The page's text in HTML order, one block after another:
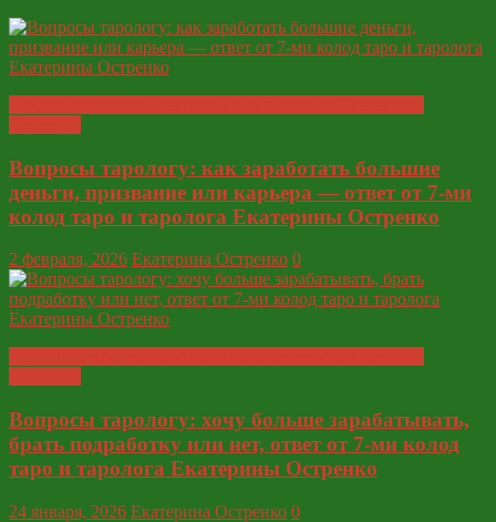
Вопросы тарологу: как заработать большие
деньги, призвание или карьера — ответ от 7-ми
колод таро и таролога Екатерины Остренко
2 февраля, 2026 Екатерина Остренко 0
Вопросы тарологу: хочу больше зарабатывать,
брать подработку или нет, ответ от 7-ми колод
таро и таролога Екатерины Остренко
24 января, 2026 Екатерина Остренко 0